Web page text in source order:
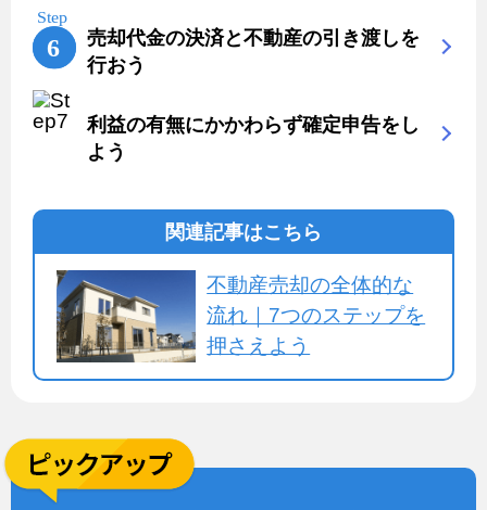
売却代金の決済と不動産の引き渡しを
行おう
利益の有無にかかわらず確定申告をし
よう
関連記事はこちら
不動産売却の全体的な
流れ｜7つのステップを
押さえよう